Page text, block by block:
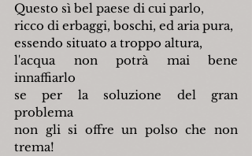
Questo sì bel paese di cui parlo,
ricco di erbaggi, boschi, ed aria pura,
essendo situato a troppo altura,
l'acqua non potrà mai bene
innaffiarlo
se per la soluzione del gran
problema
non gli si offre un polso che non
trema!